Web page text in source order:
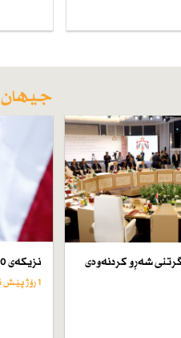
شەڕو كردنەوەی
جیهان
نزیكەی 50 كەس لە ئێران لە سێدارە دراون
1 رۆژ پێش ئێستا